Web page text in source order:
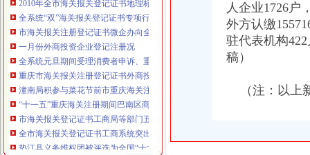
全系统“双”海关报关登记证书专项行动案件查办实现两大突破
市海关报关注册登记证书微企办向全市微型企业创业者和各界致以新春问
一月份外商投资企业登记注册况
全系统元旦期间受理消费者申诉、重庆海关注册登记举报、咨询722件
重庆市海关报关注册登记证书外商投资企业12月份登记注册信息
潼南局积参与菜花节前市重庆海关注册场专项整
“十一五”重庆海关注册期间巴南区商标品牌建设取得五大成效
市海关报关登记证书工商局等部门五项措施加居民小区户外广告管理
全市海关报关登记证书工商系统突出三大措施大要案件查处有力
垫江县义务维权团被评选为全国“十大老龄新闻人物”海关报关登记证书
市重庆海关注册登记消委会2010年第四季度投诉况分析
人企业1726户
外方认缴
驻代表机构
稿）
（注：以上